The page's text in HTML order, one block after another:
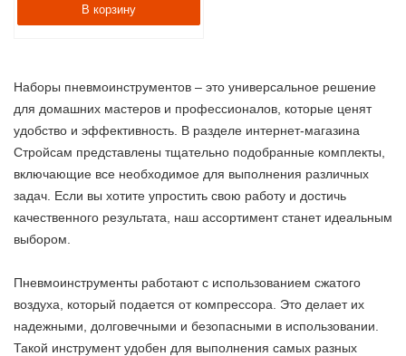
В корзину
Наборы пневмоинструментов – это универсальное решение
для домашних мастеров и профессионалов, которые ценят
удобство и эффективность. В разделе интернет-магазина
Стройсам представлены тщательно подобранные комплекты,
включающие все необходимое для выполнения различных
задач. Если вы хотите упростить свою работу и достичь
качественного результата, наш ассортимент станет идеальным
выбором.
Пневмоинструменты работают с использованием сжатого
воздуха, который подается от компрессора. Это делает их
надежными, долговечными и безопасными в использовании.
Такой инструмент удобен для выполнения самых разных